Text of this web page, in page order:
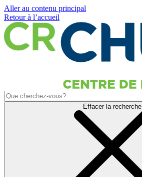
Aller au contenu principal
Retour à l’accueil
Effacer la recherche